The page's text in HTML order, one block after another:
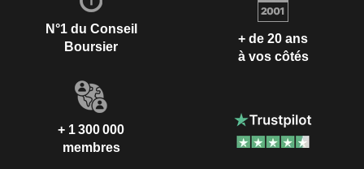
N°1 du Conseil
Boursier
+ de 20 ans
à vos côtés
+ 1 300 000
membres